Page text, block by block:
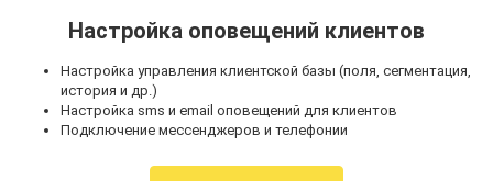
Настройка оповещений клиентов
Настройка управления клиентской базы (поля, сегментация,
история и др.)
Настройка sms и email оповещений для клиентов
Подключение мессенджеров и телефонии